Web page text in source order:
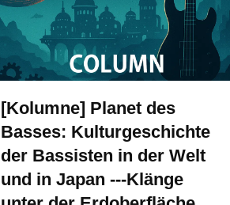
[Kolumne] Planet des
Basses: Kulturgeschichte
der Bassisten in der Welt
und in Japan ---Klänge